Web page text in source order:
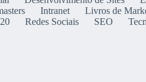
Intranet Livros de
Redes Sociais SEO